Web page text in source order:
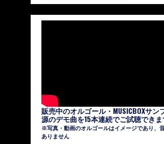
販売中のオルゴール・MUSICBOXサン
源のデモ曲を15本連続でご試聴でき
※写真・動画のオルゴールはイメージであり、
ありません